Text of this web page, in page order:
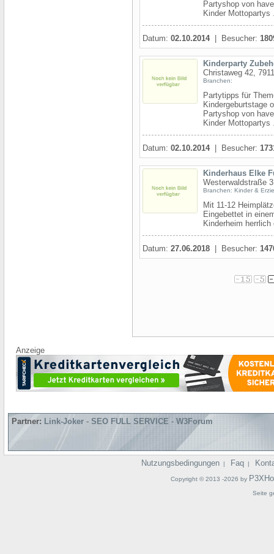
Partyshop von
Kinder Mottopartys
Datum: 02.10.2014| Besucher:
Kinderparty
Christaweg 42,
Branchen:
Partytipps für
Kindergeburtstage
Partyshop von
Kinder Mottopartys
Datum: 02.10.2014| Besucher:
Kinderhaus Elke
Westerwaldstraße
Branchen: Kinder &
Mit 11-12
Eingebettet in
Kinderheim herrlich
Datum: 27.06.2018 | Besucher:
Anzeige
Partner: Link-Joker - SEO FULL SERVICE - W3Forum
Nutzungsbedingungen | Faq |
Copyright © 2013 -2026 by
Seite